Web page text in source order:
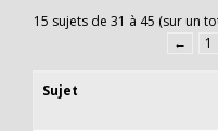
15 sujets de 31 à 45 (sur un
←
1
Sujet